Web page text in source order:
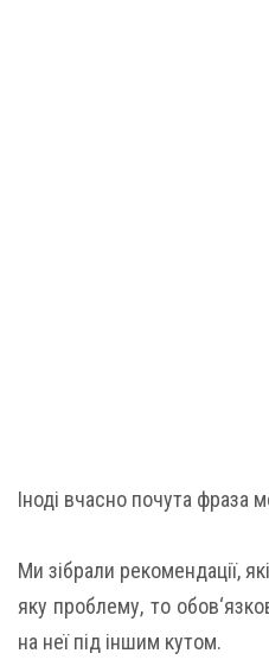
Іноді вчасно почута фраза
Ми зібрали рекомендації,
яку проблему, то
на неї під іншим кутом.